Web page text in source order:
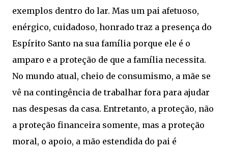
exemplos dentro do lar. Mas um pai afetuoso,
enérgico, cuidadoso, honrado traz a presença do
Espírito Santo na sua família porque ele é o
amparo e a proteção de que a família necessita.
No mundo atual, cheio de consumismo, a mãe se
vê na contingência de trabalhar fora para ajudar
nas despesas da casa. Entretanto, a proteção, não
a proteção financeira somente, mas a proteção
moral, o apoio, a mão estendida do pai é